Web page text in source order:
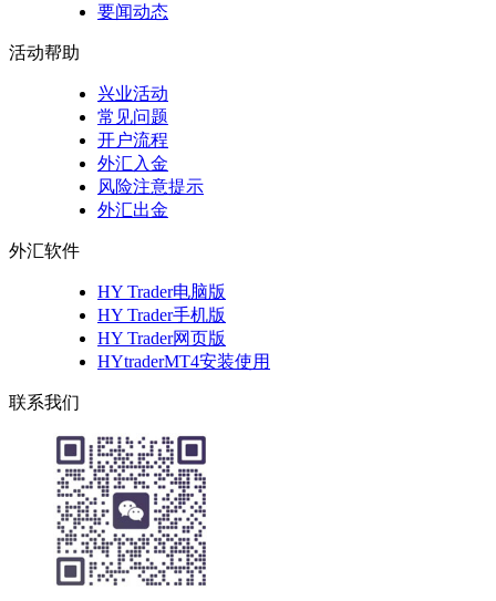
要闻动态
活动帮助
兴业活动
常见问题
开户流程
外汇入金
风险注意提示
外汇出金
外汇软件
HY Trader电脑版
HY Trader手机版
HY Trader网页版
HYtraderMT4安装使用
联系我们